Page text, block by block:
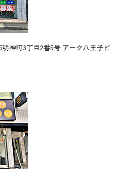
神町3丁目2番5号 アーク八王子ビ